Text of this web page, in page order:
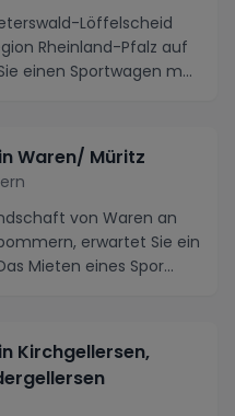
Löffelscheid
Rheinland-Pfalz auf
einen Sportwagen m...
Waren/ Müritz
von Waren an
erwartet Sie ein
Mieten eines Spor...
Kirchgellersen,